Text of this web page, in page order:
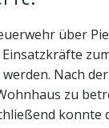
über
Nach
zu
konnte